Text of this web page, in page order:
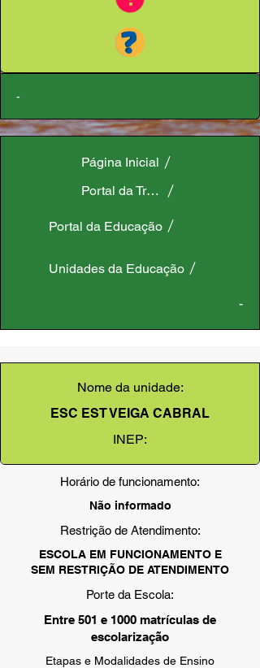
-
Página Inicial
Portal da Transparência
Portal da Educação
Unidades da Educação
-
Nome da unidade:
ESC EST VEIGA CABRAL
INEP:
Horário de funcionamento:
Não informado
Restrição de Atendimento:
ESCOLA EM FUNCIONAMENTO E
SEM RESTRIÇÃO DE ATENDIMENTO
Porte da Escola:
Entre 501 e 1000 matrículas de
escolarização
Etapas e Modalidades de Ensino